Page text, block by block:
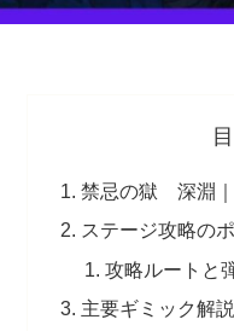
禁忌の獄 深淵
ステージ攻略の
攻略ルートと
主要ギミック解説